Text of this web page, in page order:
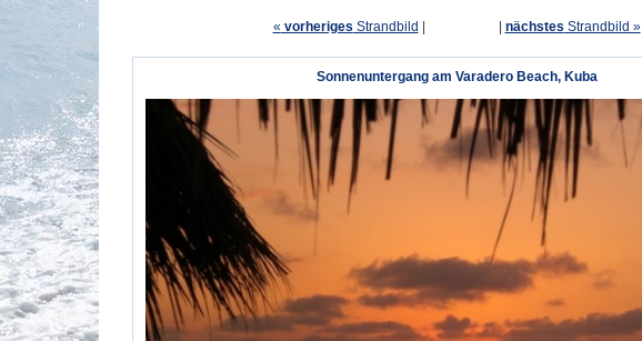
« vorheriges Strandbild nächstes Strandbild »
Sonnenuntergang am Varadero Beach, Kuba